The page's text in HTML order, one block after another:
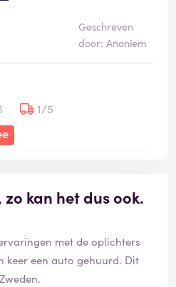
het om een hele dure
Rentalcars gevraagd
niets doen zeiden ze omdat
Mooi laten stikken! Probleem
werken ze dus mee.
niet weet wat er staat! Toen
bleek dat het vaker
vantevoren gecheckt op
auto had al flinke
stonden!
met Europcar en
Geschreven
door: Anoniem
1/5
kan het dus ook.
met de oplichters
keer een auto gehuurd. Dit